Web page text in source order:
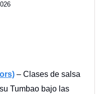
– Clases de salsa
Tumbao bajo las